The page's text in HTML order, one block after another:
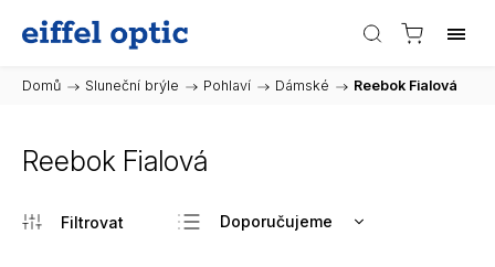
Domů / Sluneční brýle / Pohlaví / Dámské / Reebok Fialová
Reebok Fialová
Doporučujeme